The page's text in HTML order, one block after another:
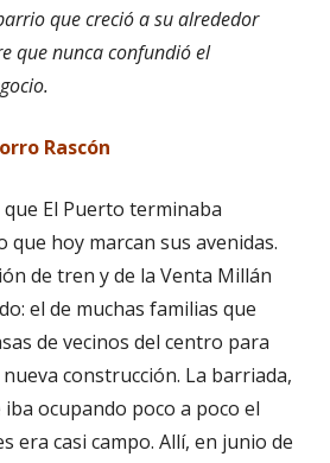
que crecióa su alrededor
que nunca confundióel
Rascón
El Puerto terminaba
que hoy marcan sus avenidas.
de tren y de la Venta Millán
el de muchas familias que
de vecinos del centro para
construcción. La barriada,
ocupando poco a poco el
era casi campo. Allí, en junio de